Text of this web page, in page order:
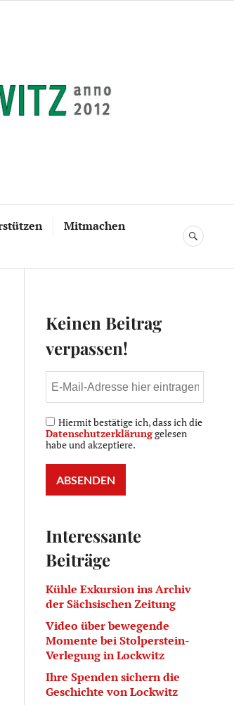
Mitmachen
SUCHE
Keinen Beitrag
verpassen!
Hiermit bestätige ich, dass ich die
Datenschutzerklärunggelesen
habe und akzeptiere.
Interessante
Beiträge
Kühle Exkursion ins Archiv
der Sächsischen Zeitung
Video über bewegende
Momente bei Stolperstein-
Verlegung in Lockwitz
Ihre Spenden sichern die
Geschichte von Lockwitz